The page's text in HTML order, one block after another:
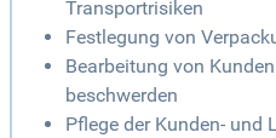
Transportrisiken
Festlegung von
Bearbeitung von
beschwerden
Pflege der Kunden- und